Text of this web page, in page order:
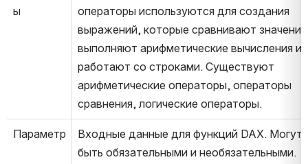
ы
операторы используются для создания
выражений, которые сравнивают
выполняют арифметические вычисления
работают со строками. Существуют
арифметические операторы, операторы
сравнения, логические операторы.
Параметр
Входные данные для функций DAX. Могут
быть обязательными и необязательными.